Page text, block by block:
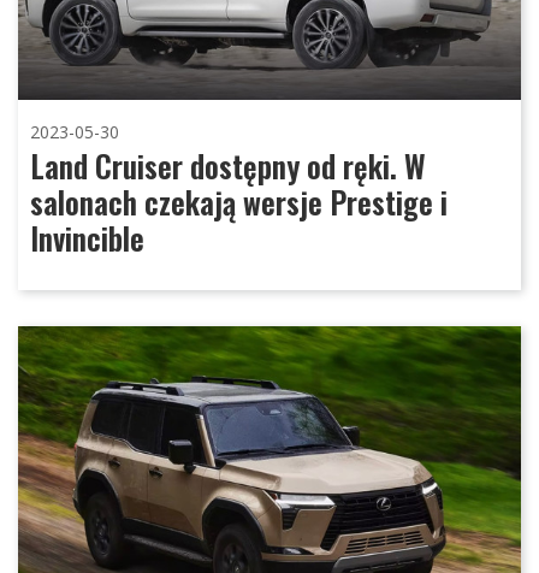
2023-05-30
Land Cruiser dostępny od ręki. W
salonach czekają wersje Prestige i
Invincible